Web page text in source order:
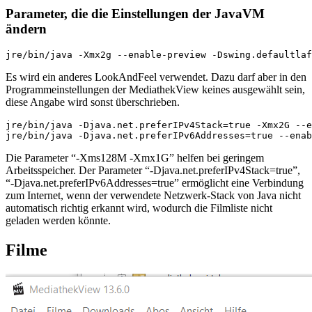
Parameter, die die Einstellungen der JavaVM
ändern
Es wird ein anderes LookAndFeel verwendet. Dazu darf aber in den
Programmeinstellungen der MediathekView keines ausgewählt sein,
diese Angabe wird sonst überschrieben.
jre/bin/java -Djava.net.preferIPv4Stack=true -Xmx2G --
Die Parameter “-Xms128M -Xmx1G” helfen bei geringem
Arbeitsspeicher. Der Parameter “-Djava.net.preferIPv4Stack=true”,
“-Djava.net.preferIPv6Addresses=true” ermöglicht eine Verbindung
zum Internet, wenn der verwendete Netzwerk-Stack von Java nicht
automatisch richtig erkannt wird, wodurch die Filmliste nicht
geladen werden könnte.
Filme